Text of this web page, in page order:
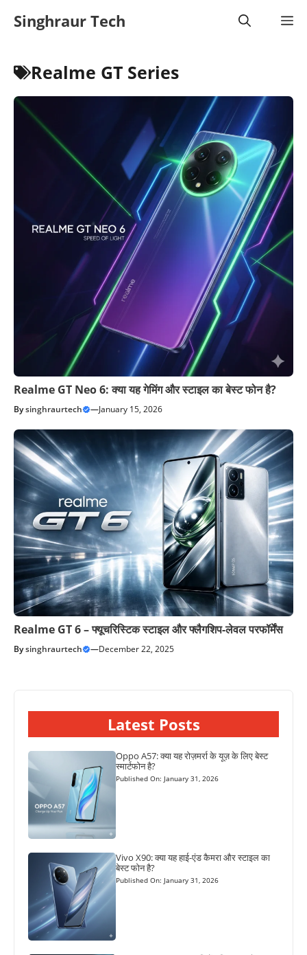
Singhraur Tech
Realme GT Series
Realme GT Neo 6: क्या यह गेमिंग और स्टाइल का बेस्ट फोन है?
Bysinghraurtech —January 15, 2026
Realme GT 6 – फ्यूचरिस्टिक स्टाइल और फ्लैगशिप-लेवल परफॉर्मेंस
Bysinghraurtech —December 22, 2025
Latest Posts
Oppo A57: क्या यह रोज़मर्रा के यूज़ के लिए बेस्ट
स्मार्टफोन है?
Published On: January 31, 2026
Vivo X90: क्या यह हाई-एंड कैमरा और स्टाइल का
बेस्ट फोन है?
Published On: January 31, 2026